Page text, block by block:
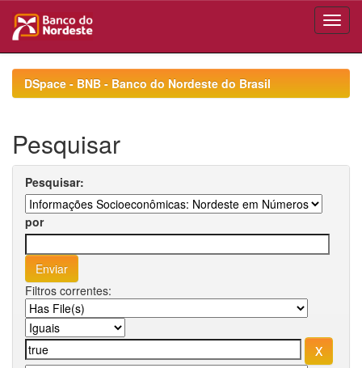
navigationDSpace - BNB - Banco do Nordeste do Brasil
Pesquisar
Pesquisar:
por
Filtros correntes: